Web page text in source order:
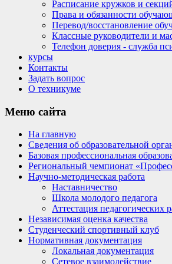
Расписание кружков и
Права и обязанности
Перевод/восстановление
Классные руководители и
Телефон доверия - служба
курсы
Контакты
Задать вопрос
О техникуме
Меню сайта
На главную
Сведения об образовательной
Базовая профессиональная
Региональный чемпионат
Научно-методическая работа
Наставничество
Школа молодого педагога
Аттестация педагогических
Независимая оценка качества
Студенческий спортивный клуб
Нормативная документация
Локальная документация
Сетевое взаимодействие